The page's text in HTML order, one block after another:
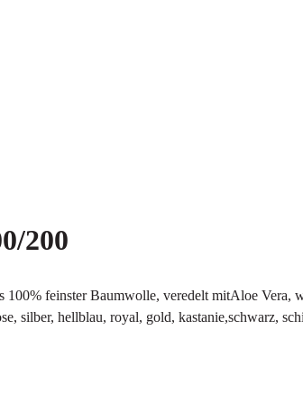
200
100% feinster Baumwolle, veredelt mitAloe
silber, hellblau, royal, gold, kastanie,schwarz,